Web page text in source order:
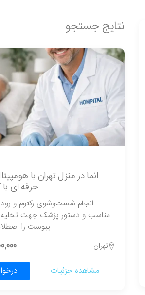
نتایج جستجو
انما در منزل تهران با
حرفه ای
انجام شست‌وشوی رکتوم و
مناسب و دستور پزشک جهت
یبوست را
تهران 600,000
مشاهده جزئیات